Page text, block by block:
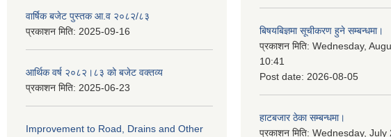
वार्षिक बजेट पुस्तक आ.व २०८२/८३
प्रकाशन मिति: 2025-09-16
आर्थिक वर्ष २०८२।८३ को बजेट वक्तव्य
प्रकाशन मिति: 2025-06-23
Improvement to Road, Drains and Other
बिषयबिज्ञमा सूचीकरण हुने सम्बन्धमा।
प्रकाशन मिति: Wednesday,
10:41
Post date: 2026-08-05
हाटबजार ठेका सम्बन्धमा।
प्रकाशन मिति: Wednesday, July